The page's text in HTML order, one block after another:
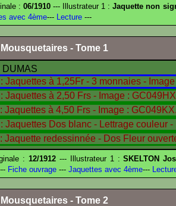
:06/1910 --- Illustrateur 1 :Jaquette non
avec 4ème--- Lecture ---
- Tome 1
DUMAS
:12/1912 --- Illustrateur 1 :SKELTON
Fiche ouvrage --- Jaquettes avec 4ème---
- Tome 2